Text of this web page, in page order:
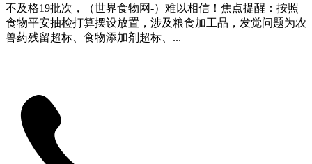
不及格19批次，（世界食物网-）难以相信！焦点提醒：按照
食物平安抽检打算摆设放置，涉及粮食加工品，发觉问题为农
兽药残留超标、食物添加剂超标、...